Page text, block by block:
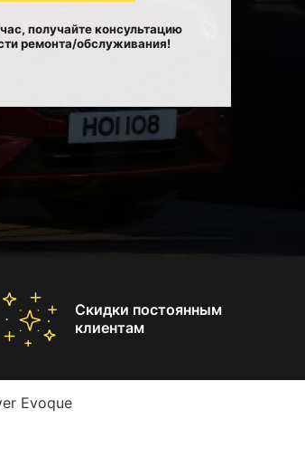
получайте консультацию
ремонта/обслуживания!
Скидки постоянным
клиентам
Evoque